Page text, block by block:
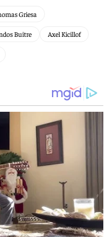
Griesa
Buitre Axel Kicillof